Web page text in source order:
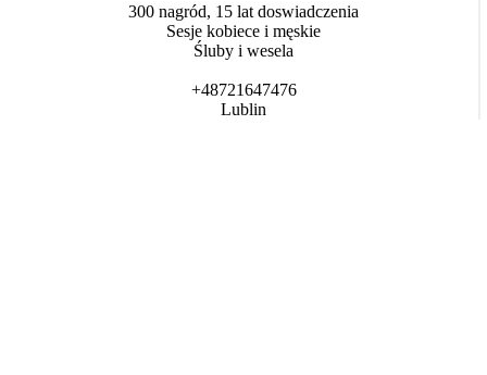
300 nagród, 15 lat doswiadczenia
Sesje kobiece i męskie
Śluby i wesela
+48721647476
Lublin